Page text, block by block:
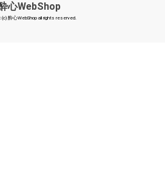
心WebShop
(c) 酔心WebShop all rights reserved.